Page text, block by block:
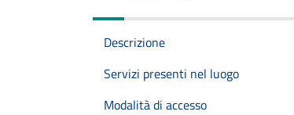
Descrizione
Servizi presenti nel luogo
Modalità di accesso